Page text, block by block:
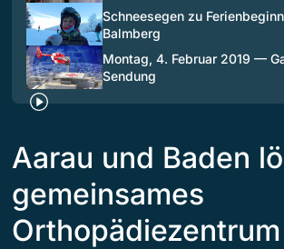
Schneesegen zu
Balmberg
Montag, 4. Februar 2019 —
Sendung
Aarau und Baden
gemeinsames